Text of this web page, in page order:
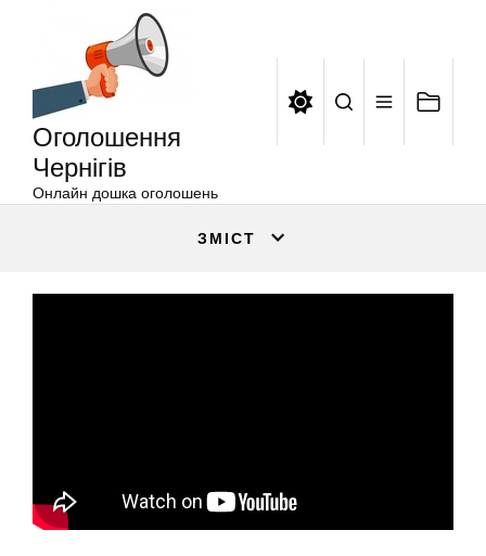
Оголошення
Чернігів
Онлайн дошка оголошень
ЗМІСТ